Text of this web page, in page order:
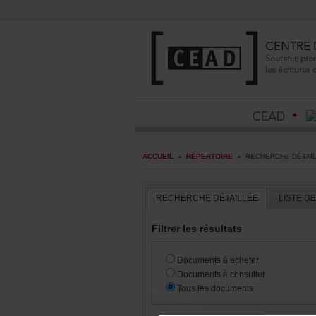
ACCUEIL » RÉPERTOIRE »
RECHERCHEDÉTAILLÉE
Filtrerlesrésultats
Documentsàacheter
Documentsàconsulter
Touslesdocuments